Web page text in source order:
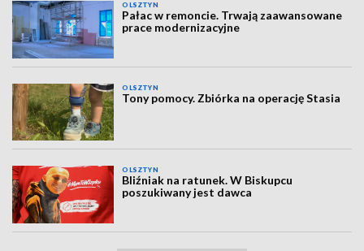
OLSZTYN
Pałac w remoncie. Trwają zaawansowane
prace modernizacyjne
OLSZTYN
Tony pomocy. Zbiórka na operację Stasia
OLSZTYN
Bliźniak na ratunek. W Biskupcu
poszukiwany jest dawca